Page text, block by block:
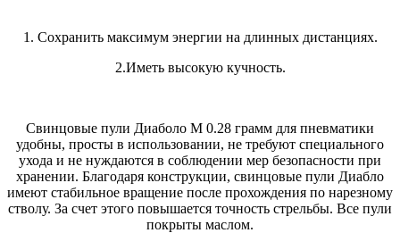
1. Сохранить максимум энергии на длинных дистанциях.
2.Иметь высокую кучность.
Свинцовые пули Диаболо М 0.28 грамм для пневматики
удобны, просты в использовании, не требуют специального
ухода и не нуждаются в соблюдении мер безопасности при
хранении. Благодаря конструкции, свинцовые пули Диабло
имеют стабильное вращение после прохождения по нарезному
стволу. За счет этого повышается точность стрельбы. Все пули
покрыты маслом.